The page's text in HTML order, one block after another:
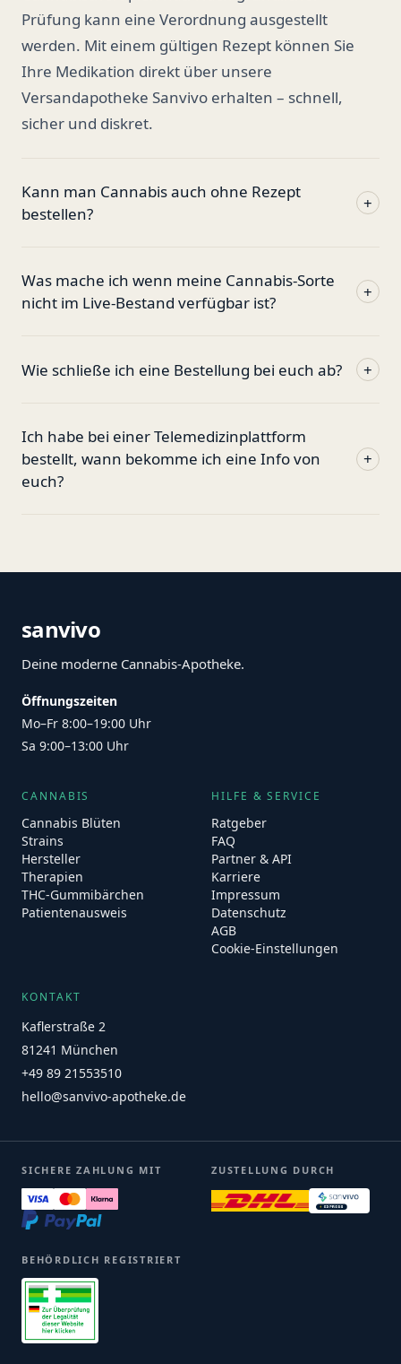
Prüfung kann eine Verordnung ausgestellt
werden. Mit einem gültigen Rezept können Sie
Ihre Medikation direkt über unsere
Versandapotheke Sanvivo erhalten – schnell,
sicher und diskret.
Kann man Cannabis auch ohne Rezept
bestellen?
+
Was mache ich wenn meine Cannabis-Sorte
nicht im Live-Bestand verfügbar ist?
+
Wie schließe ich eine Bestellung bei euch ab? +
Ich habe bei einer Telemedizinplattform
bestellt, wann bekomme ich eine Info von
euch?
+
sanvivo
Deine moderne Cannabis-Apotheke.
Öffnungszeiten
Mo–Fr 8:00–19:00 Uhr
Sa 9:00–13:00 Uhr
CANNABIS
Cannabis Blüten
Strains
Hersteller
Therapien
THC-Gummibärchen
Patientenausweis
HILFE & SERVICE
Ratgeber
FAQ
Partner & API
Karriere
Impressum
Datenschutz
AGB
Cookie-Einstellungen
KONTAKT
Kaflerstraße 2
81241 München
+49 89 21553510
hello@sanvivo-apotheke.de
SICHERE ZAHLUNG MIT ZUSTELLUNG DURCH
BEHÖRDLICH REGISTRIERT